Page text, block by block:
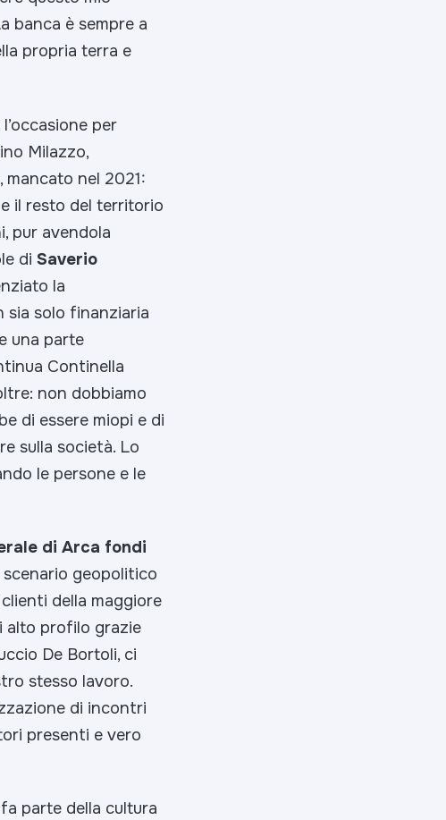
banca è sempre a
propria terra e
per
Milazzo,
nel 2021:
il resto del territorio
pur avendola
di Saverio
la
sia solo finanziaria
una parte
Continella
non dobbiamo
di essere miopi e di
sulla società. Lo
le persone e le
di Arca fondi
geopolitico
della maggiore
alto profilo grazie
De Bortoli, ci
stesso lavoro.
di incontri
presenti e vero
parte della cultura